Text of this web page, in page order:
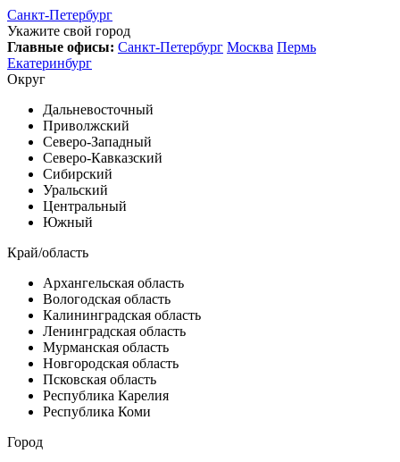
Санкт-Петербург
Укажите свой город
Главные офисы: Санкт-Петербург Москва Пермь
Екатеринбург
Округ
Дальневосточный
Приволжский
Северо-Западный
Северо-Кавказский
Сибирский
Уральский
Центральный
Южный
Край/область
Архангельская область
Вологодская область
Калининградская область
Ленинградская область
Мурманская область
Новгородская область
Псковская область
Республика Карелия
Республика Коми
Город